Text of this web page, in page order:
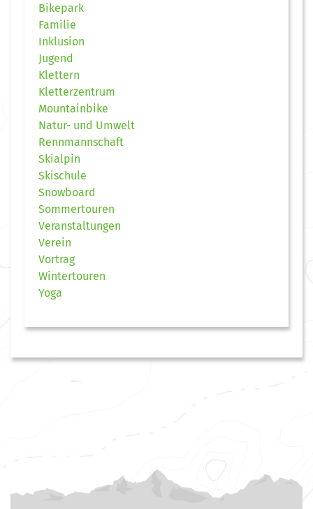
Bikepark
Familie
Inklusion
Jugend
Klettern
Kletterzentrum
Mountainbike
Natur- und Umwelt
Rennmannschaft
Skialpin
Skischule
Snowboard
Sommertouren
Veranstaltungen
Verein
Vortrag
Wintertouren
Yoga